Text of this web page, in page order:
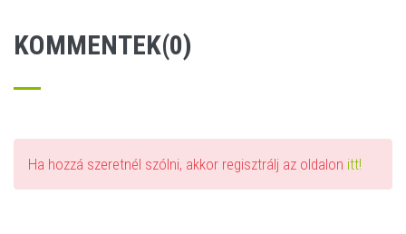
KOMMENTEK(0)
Ha hozzá szeretnél szólni, akkor regisztrálj az oldalon itt!